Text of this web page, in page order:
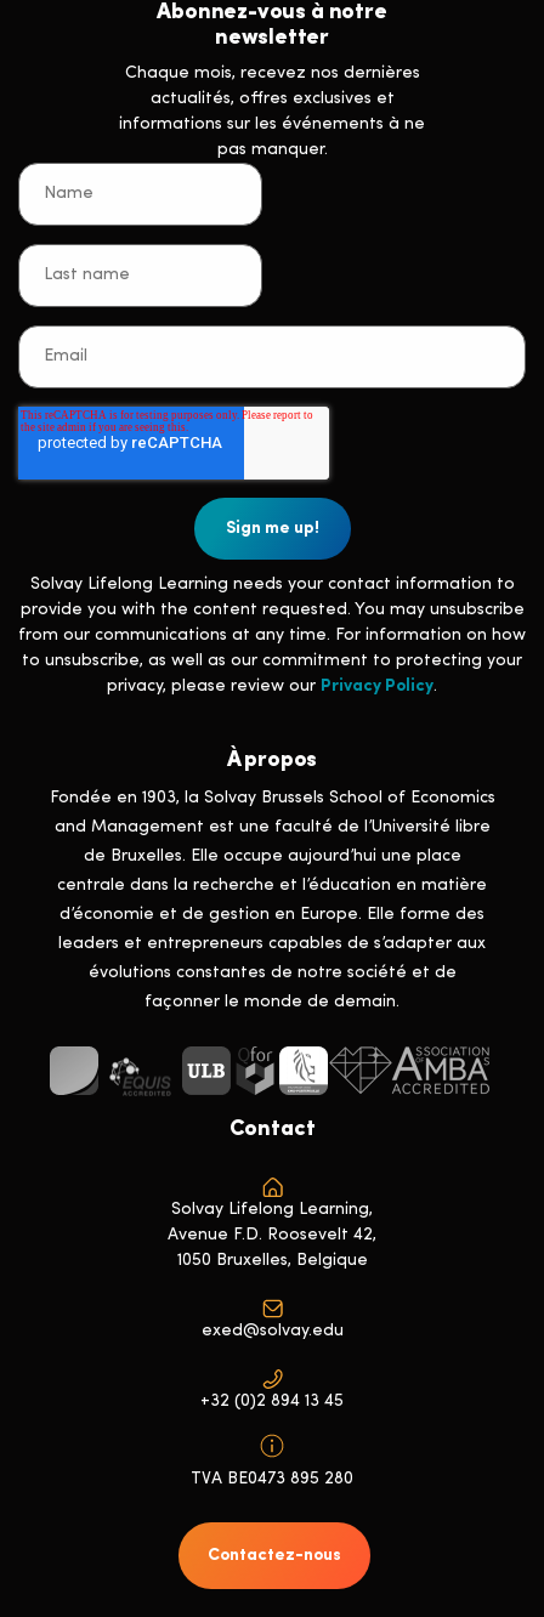
Abonnez-vous à notre
newsletter
Chaque mois, recevez nos dernières
actualités, offres exclusives et
informations sur les événements à ne
pas manquer.
Solvay Lifelong Learning needs your contact information to
provide you with the content requested. You may unsubscribe
from our communications at any time. For information on how
to unsubscribe, as well as our commitment to protecting your
privacy, please review our Privacy Policy.
À propos
Fondée en 1903, la Solvay Brussels School of Economics
and Management est une faculté de l’Université libre
de Bruxelles. Elle occupe aujourd’hui une place
centrale dans la recherche et l’éducation en matière
d’économie et de gestion en Europe. Elle forme des
leaders et entrepreneurs capables de s’adapter aux
évolutions constantes de notre société et de
façonner le monde de demain.
Contact
Solvay Lifelong Learning,
Avenue F.D. Roosevelt 42,
1050 Bruxelles, Belgique
exed@solvay.edu
+32 (0)2 894 13 45
TVA BE0473 895 280
Contactez-nous